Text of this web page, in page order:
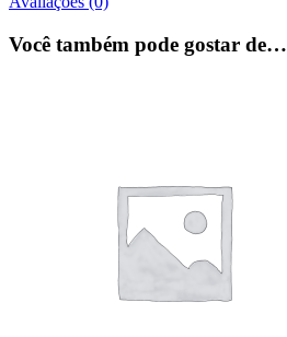
Você também pode gostar de…